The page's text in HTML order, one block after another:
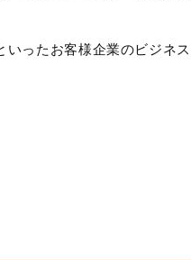
ったお客様企業のビジネ